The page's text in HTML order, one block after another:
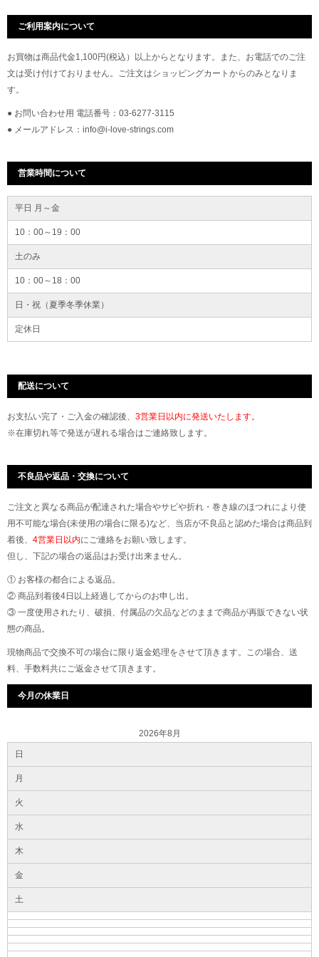
ご利用案内について
お買物は商品代金1,100円(税込）以上からとなります。また、お電話でのご注
文は受け付けておりません。ご注文はショッピングカートからのみとなりま
す。
● お問い合わせ用 電話番号：03-6277-3115
● メールアドレス：info@i-love-strings.com
営業時間について
平日 月～金
10：00～19：00
土のみ
10：00～18：00
日・祝（夏季冬季休業）
定休日
配送について
お支払い完了・ご入金の確認後、 3営業日以内に発送いたします。
※在庫切れ等で発送が遅れる場合はご連絡致します。
不良品や返品・交換について
ご注文と異なる商品が配達された場合やサビや折れ・巻き線のほつれにより使
用不可能な場合(未使用の場合に限る)など、当店が不良品と認めた場合は商品到
着後、 4営業日以内にご連絡をお願い致します。
但し、下記の場合の返品はお受け出来ません。
① お客様の都合による返品。
② 商品到着後4日以上経過してからのお申し出。
③ 一度使用されたり、破損、付属品の欠品などのままで商品が再販できない状
態の商品。
現物商品で交換不可の場合に限り返金処理をさせて頂きます。この場合、送
料、手数料共にご返金させて頂きます。
今月の休業日
2026年8月
日
月
火
水
木
金
土